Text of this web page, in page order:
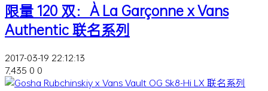
限量 120 双：À La Garçonne x Vans
Authentic 联名系列
2017-03-19 22:12:13
7,435 0 0